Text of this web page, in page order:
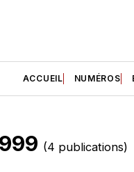
ACCUEIL NUMÉROS
(4 publications)